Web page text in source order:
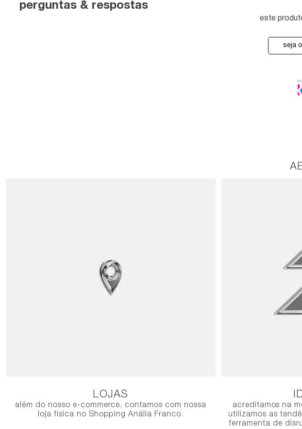
perguntas & respostas
este
seja
LOJAS
além do nosso e-commerce, contamos com nossa
loja física no Shopping Anália Franco.
acreditamos na
utilizamos as
ferramenta de